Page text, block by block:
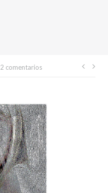
2 comentarios